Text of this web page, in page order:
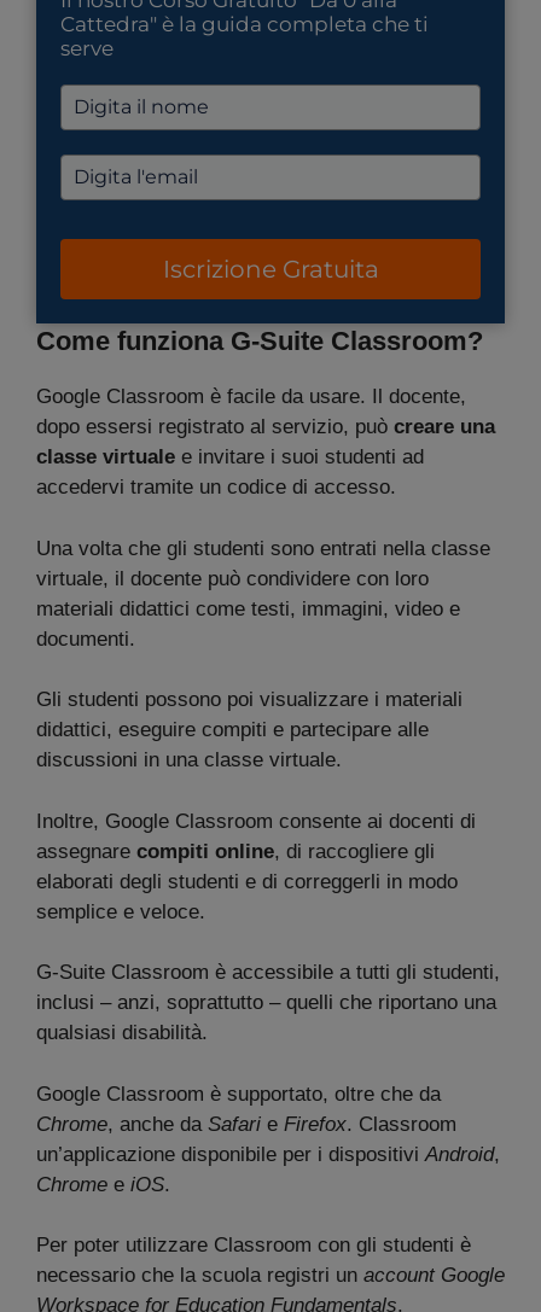
Cattedra" è la guida completa che ti
serve
Iscrizione Gratuita
Come funziona G-Suite Classroom?
Google Classroom è facile da usare. Il docente,
dopo essersi registrato al servizio, può creare una
classe virtuale e invitare i suoi studenti ad
accedervi tramite un codice di accesso.
Una volta che gli studenti sono entrati nella classe
virtuale, il docente può condividere con loro
materiali didattici come testi, immagini, video e
documenti.
Gli studenti possono poi visualizzare i materiali
didattici, eseguire compiti e partecipare alle
discussioni in una classe virtuale.
Inoltre, Google Classroom consente ai docenti di
assegnare compiti online, di raccogliere gli
elaborati degli studenti e di correggerli in modo
semplice e veloce.
G-Suite Classroom è accessibile a tutti gli studenti,
inclusi – anzi, soprattutto – quelli che riportano una
qualsiasi disabilità.
Google Classroom è supportato, oltre che da
Chrome, anche da Safari e Firefox. Classroom
un’applicazione disponibile per i dispositivi Android,
Chrome e iOS.
Per poter utilizzare Classroom con gli studenti è
necessario che la scuola registri un account Google
Workspace for Education Fundamentals.